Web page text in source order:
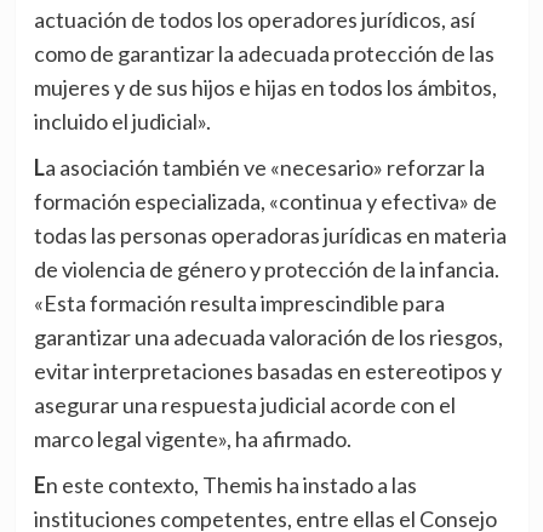
actuación de todos los operadores jurídicos, así
como de garantizar la adecuada protección de las
mujeres y de sus hijos e hijas en todos los ámbitos,
incluido el judicial».
La asociación también ve «necesario» reforzar la
formación especializada, «continua y efectiva» de
todas las personas operadoras jurídicas en materia
de violencia de género y protección de la infancia.
«Esta formación resulta imprescindible para
garantizar una adecuada valoración de los riesgos,
evitar interpretaciones basadas en estereotipos y
asegurar una respuesta judicial acorde con el
marco legal vigente», ha afirmado.
En este contexto, Themis ha instado a las
instituciones competentes, entre ellas el Consejo